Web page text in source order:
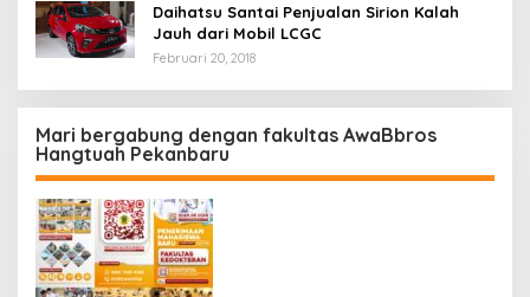
Daihatsu Santai Penjualan Sirion Kalah
Jauh dari Mobil LCGC
Februari 20, 2018
Mari bergabung dengan fakultas AwaBbros
Hangtuah Pekanbaru